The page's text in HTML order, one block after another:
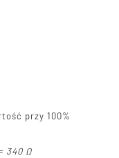
przy 100%
340 Ω